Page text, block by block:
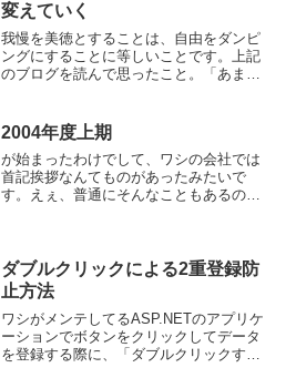
変えていく
我慢を美徳とすることは、自由をダンピ
ングにすることに等しいことです。上記
のブログを読んで思ったこと。「あまり
は、まぁよく聞きます。でも、それに対
して「今週末出たら、ほん...
2004年度上期
が始まったわけでして、ワシの会社では
首記挨拶なんてものがあったみたいで
す。えぇ、普通にそんなこともあるのを
いってどうなのよ？メールできてた...
ダブルクリックによる2重登録防
止方法
ワシがメンテしてるASP.NETのアプリケ
ーションでボタンをクリックしてデータ
を登録する際に、「ダブルクリックする